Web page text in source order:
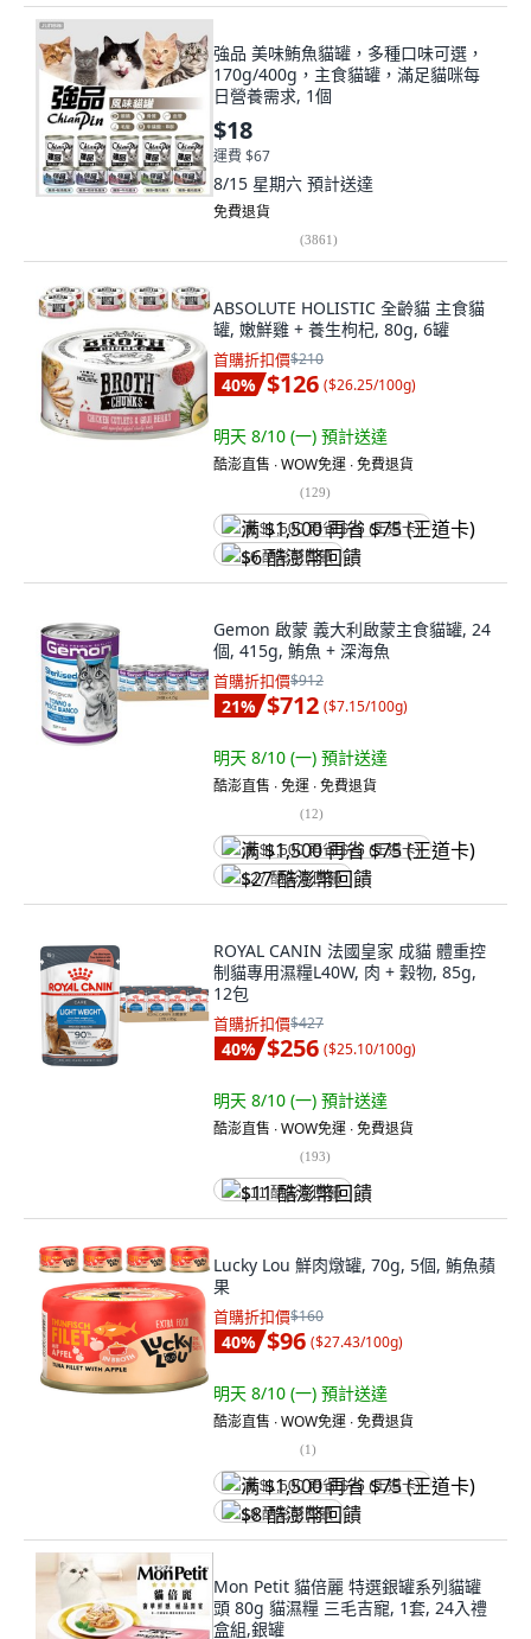
強品 美味鮪魚貓罐，多種口味可選，
170g/400g，主食貓罐，滿足貓咪每
日營養需求, 1個
$18
運費 $67
8/15 星期六 預計送達
免費退貨
(3861)
ABSOLUTE HOLISTIC 全齡貓 主食貓
罐, 嫩鮮雞 + 養生枸杞, 80g, 6罐
首購折扣價$210
40% $126 ($26.25/100g)
明天 8/10 (一) 預計送達
酷澎直售 ∙ WOW免運 ∙ 免費退貨
(129)
满 $1,500 再省 $75 (王道卡)
$6 酷澎幣回饋
Gemon 啟蒙 義大利啟蒙主食貓罐, 24
個, 415g, 鮪魚 + 深海魚
首購折扣價$912
21% $712 ($7.15/100g)
明天 8/10 (一) 預計送達
酷澎直售 ∙ 免運 ∙ 免費退貨
(12)
满 $1,500 再省 $75 (王道卡)
$27 酷澎幣回饋
ROYAL CANIN 法國皇家 成貓 體重控
制貓專用濕糧L40W, 肉 + 穀物, 85g,
12包
首購折扣價$427
40% $256 ($25.10/100g)
明天 8/10 (一) 預計送達
酷澎直售 ∙ WOW免運 ∙ 免費退貨
(193)
$11 酷澎幣回饋
Lucky Lou 鮮肉燉罐, 70g, 5個, 鮪魚蘋
果
首購折扣價$160
40% $96 ($27.43/100g)
明天 8/10 (一) 預計送達
酷澎直售 ∙ WOW免運 ∙ 免費退貨
(1)
满 $1,500 再省 $75 (王道卡)
$8 酷澎幣回饋
Mon Petit 貓倍麗 特選銀罐系列貓罐
頭 80g 貓濕糧 三毛吉寵, 1套, 24入禮
盒組,銀罐